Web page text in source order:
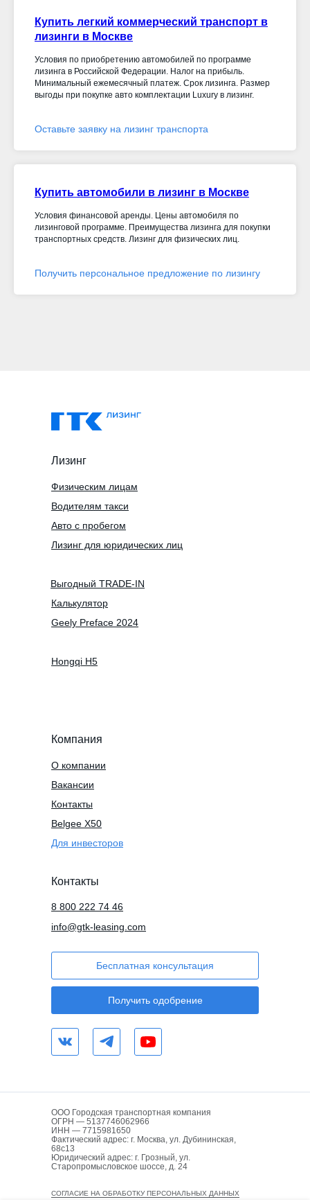
Купить легкий коммерческий транспорт в
лизинги в Москве
Условия по приобретению автомобилей по программе
лизинга в Российской Федерации. Налог на прибыль.
Минимальный ежемесячный платеж. Срок лизинга. Размер
выгоды при покупке авто комплектации Luxury в лизинг.
Оставьте заявку на лизинг транспорта
Купить автомобили в лизинг в Москве
Условия финансовой аренды. Цены автомобиля по
лизинговой программе. Преимущества лизинга для покупки
транспортных средств. Лизинг для физических лиц.
Получить персональное предложение по лизингу
Компания
О компании
Вакансии
Контакты
Для инвесторов
Контакты
info@gtk-leasing.com
Бесплатная консультация
Лизинг
Водителям такси
Физическим лицам
Получить одобрение
Авто с пробегом
Belgee X50
Лизинг для юридических лиц
Калькулятор
Hongqi H5
8 800 222 74 46
Выгодный TRADE-IN
Geely Preface 2024
ООО Городская транспортная компания
ОГРН — 5137746062966
ИНН — 7715981650
Фактический адрес: г. Москва, ул. Дубининская,
68с13
Юридический адрес: г. Грозный, ул.
Старопромысловское шоссе, д. 24
СОГЛАСИЕ НА ОБРАБОТКУ ПЕРСОНАЛЬНЫХ ДАННЫХ